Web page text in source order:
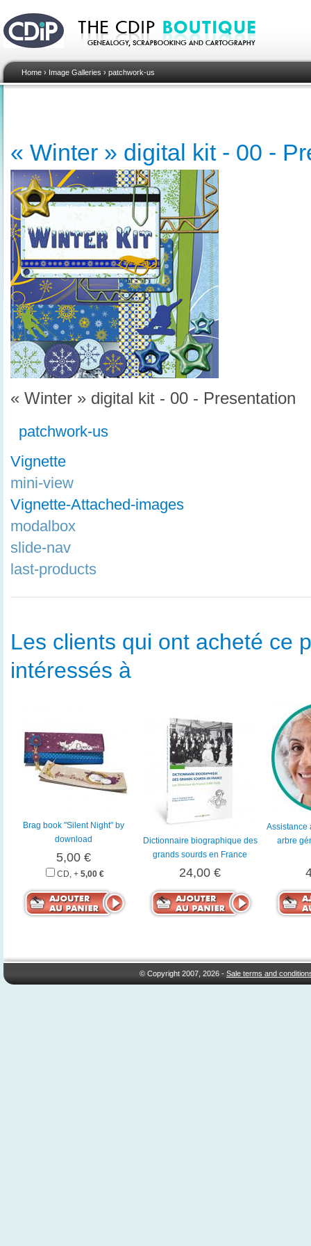
Home › Image Galleries › patchwork-us
« Winter » digital kit - 00 -
« Winter » digital kit - 00 - Presentation
patchwork-us
Vignette
mini-view
Vignette-Attached-images
modalbox
slide-nav
last-products
Les clients qui ont acheté ce
intéressés à
Brag book "Silent Night" by
download
5,00 €
CD, + 5,00 €
Dictionnaire biographique des
grands sourds en France
24,00 €
Assistance
arbre
© Copyright 2007, 2026 -Sale terms and